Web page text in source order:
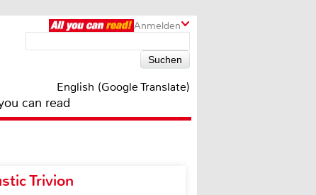
Anmelden
English (Google Translate)
can read
Trivion